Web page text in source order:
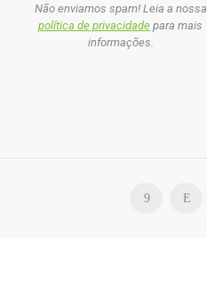
Não enviamos spam! Leia a nossa
política de privacidade para mais
informações.